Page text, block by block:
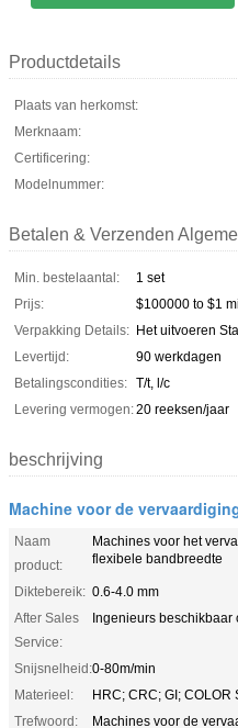
Productdetails
Plaats van herkomst:
Merknaam:
Certificering:
Modelnummer:
Betalen & Verzenden
Min. bestelaantal:
1 set
Prijs:
$100000 to $1
Verpakking Details: Het uitvoeren
Levertijd:
90 werkdagen
Betalingscondities: T/t, l/c
Levering vermogen:20 reeksen/jaar
beschrijving
Machine voor de
Naam
product:
Machines voor het
flexibele bandbreedte
Diktebereik: 0.6-4.0 mm
After Sales
Service:
Ingenieurs beschikbaar
Snijsnelheid:0-80m/min
Materieel:
HRC; CRC; GI; COLOR
Trefwoord:
Machines voor de